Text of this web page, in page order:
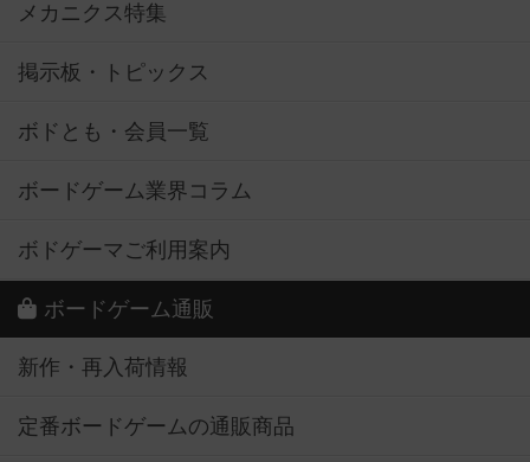
メカニクス特集
掲示板・トピックス
ボドとも・会員一覧
ボードゲーム業界コラム
ボドゲーマご利用案内
ボードゲーム通販
新作・再入荷情報
定番ボードゲームの通販商品